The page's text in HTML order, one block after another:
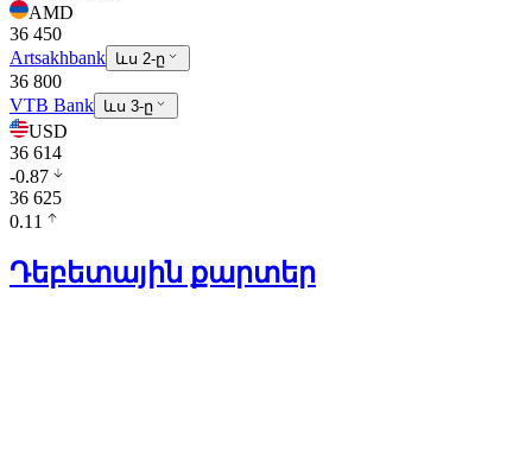
AMD
36 450
Artsakhbank ևս 2-ը
36 800
VTB Bank ևս 3-ը
USD
36 614
-0.87
36 625
0.11
Դեբետային քարտեր